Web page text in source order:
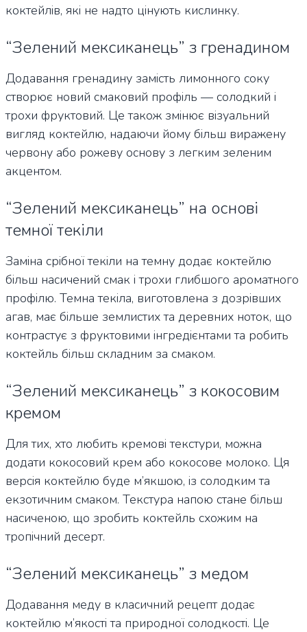
коктейлів, які не надто цінують кислинку.
“Зелений мексиканець” з гренадином
Додавання гренадину замість лимонного соку
створює новий смаковий профіль — солодкий і
трохи фруктовий. Це також змінює візуальний
вигляд коктейлю, надаючи йому більш виражену
червону або рожеву основу з легким зеленим
акцентом.
“Зелений мексиканець” на основі
темної текіли
Заміна срібної текіли на темну додає коктейлю
більш насичений смак і трохи глибшого ароматного
профілю. Темна текіла, виготовлена з дозрівших
агав, має більше землистих та деревних ноток, що
контрастує з фруктовими інгредієнтами та робить
коктейль більш складним за смаком.
“Зелений мексиканець” з кокосовим
кремом
Для тих, хто любить кремові текстури, можна
додати кокосовий крем або кокосове молоко. Ця
версія коктейлю буде м’якшою, із солодким та
екзотичним смаком. Текстура напою стане більш
насиченою, що зробить коктейль схожим на
тропічний десерт.
“Зелений мексиканець” з медом
Додавання меду в класичний рецепт додає
коктейлю м’якості та природної солодкості. Це